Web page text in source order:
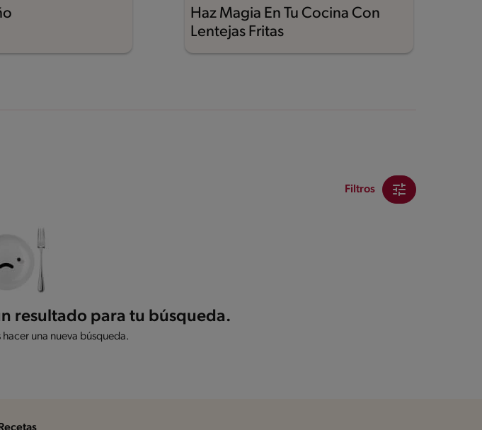
Haz Magia En Tu Cocina Con
Lentejas Fritas
Filtros
resultado para tu búsqueda.
una nueva búsqueda.